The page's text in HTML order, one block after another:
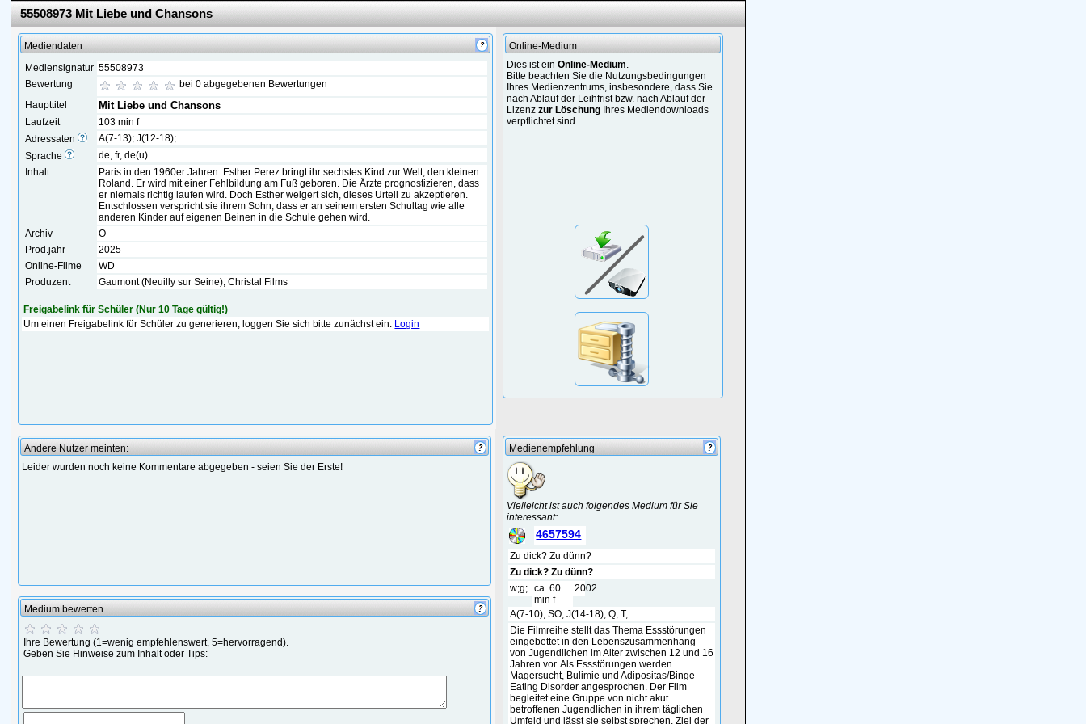
55508973 Mit Liebe und Chansons
Mediendaten
Mediensignatur 55508973
Bewertung
bei 0 abgegebenen Bewertungen
Haupttitel
Mit Liebe und Chansons
Laufzeit
103 min f
Adressaten
A(7-13); J(12-18);
Sprache
de, fr, de(u)
Inhalt
Paris in den 1960er Jahren: Esther Perez bringt ihr sechstes Kind zur Welt, den kleinen
Roland. Er wird mit einer Fehlbildung am Fuß geboren. Die Ärzte prognostizieren, dass
er niemals richtig laufen wird. Doch Esther weigert sich, dieses Urteil zu akzeptieren.
Entschlossen verspricht sie ihrem Sohn, dass er an seinem ersten Schultag wie alle
anderen Kinder auf eigenen Beinen in die Schule gehen wird.
Archiv
O
Prod.jahr
2025
Online-Filme
WD
Produzent
Gaumont (Neuilly sur Seine), Christal Films
Freigabelink für Schüler (Nur 10 Tage gültig!)
Um einen Freigabelink für Schüler zu generieren, loggen Sie sich bitte zunächst ein. Login
Online-Medium
Dies ist einOnline-Medium.
Bitte beachten Sie die Nutzungsbedingungen
Ihres Medienzentrums, insbesondere, dass Sie
nach Ablauf der Leihfrist bzw. nach Ablauf der
Lizenzzur Löschung Ihres Mediendownloads
verpflichtet sind.
Andere Nutzer meinten:
Leider wurden noch keine Kommentare abgegeben - seien Sie der Erste!
Medium bewerten
Ihre Bewertung (1=wenig empfehlenswert, 5=hervorragend).
Geben Sie Hinweise zum Inhalt oder Tips:
Medienempfehlung
Vielleicht ist auch folgendes Medium für Sie
interessant:
4657594
Zu dick? Zu dünn?
Zu dick? Zu dünn?
w;g;
ca. 60
min f
2002
A(7-10); SO; J(14-18); Q; T;
Die Filmreihe stellt das Thema Essstörungen
eingebettet in den Lebenszusammenhang
von Jugendlichen im Alter zwischen 12 und 16
Jahren vor. Als Essstörungen werden
Magersucht, Bulimie und Adipositas/Binge
Eating Disorder angesprochen. Der Film
begleitet eine Gruppe von nicht akut
betroffenen Jugendlichen in ihrem täglichen
Umfeld und lässt sie selbst sprechen. Ziel der